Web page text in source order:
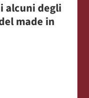
alcuni degli
made in